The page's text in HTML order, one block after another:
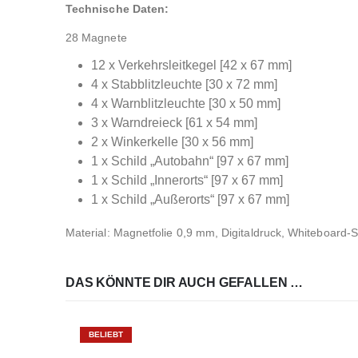
Technische Daten:
28 Magnete
12 x Verkehrsleitkegel [42 x 67 mm]
4 x Stabblitzleuchte [30 x 72 mm]
4 x Warnblitzleuchte [30 x 50 mm]
3 x Warndreieck [61 x 54 mm]
2 x Winkerkelle [30 x 56 mm]
1 x Schild „Autobahn“ [97 x 67 mm]
1 x Schild „Innerorts“ [97 x 67 mm]
1 x Schild „Außerorts“ [97 x 67 mm]
Material: Magnetfolie 0,9 mm, Digitaldruck, Whiteboard-
DAS KÖNNTE DIR AUCH GEFALLEN …
BELIEBT